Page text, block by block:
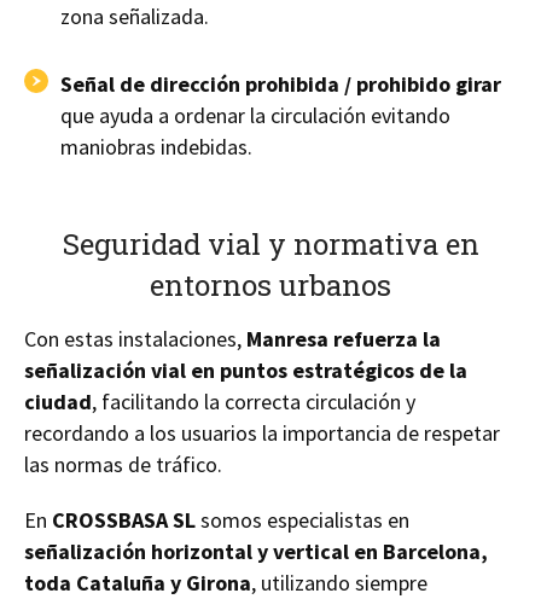
zona señalizada.
Señal de dirección prohibida / prohibido girar
que ayuda a ordenar la circulación evitando
maniobras indebidas.
Seguridad vial y normativa en
entornos urbanos
Con estas instalaciones, Manresa refuerza la
señalización vial en puntos estratégicos de la
ciudad, facilitando la correcta circulación y
recordando a los usuarios la importancia de respetar
las normas de tráfico.
En CROSSBASA SLsomos especialistas en
señalización horizontal y vertical en Barcelona,
toda Cataluña y Girona, utilizando siempre